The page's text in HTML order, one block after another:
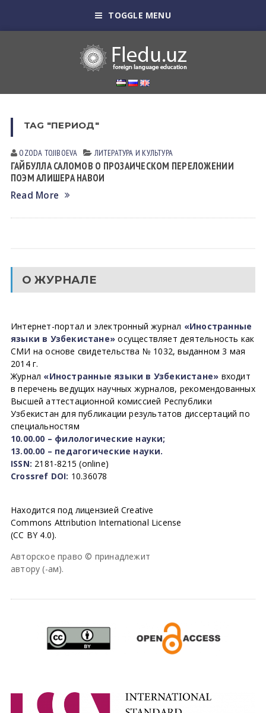
TOGGLE MENU
TAG "ПЕРИОД"
OZODA TOJIBOEVА ЛИТЕРАТУРА И КУЛЬТУРА
ГАЙБУЛЛА САЛОМОВ О ПРОЗАИЧЕСКОМ ПЕРЕЛОЖЕНИИ
ПОЭМ АЛИШЕРА НАВОИ
Read More
О ЖУРНАЛЕ
Интернет-портал и электронный журнал «Иностранные
языки в Узбекистане» осуществляет деятельность как
СМИ на основе свидетельства № 1032, выданном 3 мая
2014 г.
Журнал «Иностранные языки в Узбекистане» входит
в перечень ведущих научных журналов, рекомендованных
Высшей аттестационной комиссией Республики
Узбекистан для публикации результатов диссертаций по
специальностям
10.00.00 – филологические науки;
13.00.00 – педагогические науки.
ISSN: 2181-8215 (online)
Crossref DOI: 10.36078
Находится под лицензией Creative
Commons Attribution International License
(CC BY 4.0).
Авторское право © принадлежит
автору (-ам).